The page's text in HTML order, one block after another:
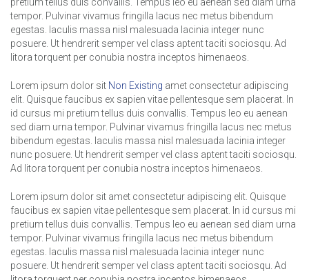
tempor. Pulvinar vivamus fringilla lacus nec metus bibendum
egestas. Iaculis massa nisl malesuada lacinia integer nunc
posuere. Ut hendrerit semper vel class aptent taciti sociosqu. Ad
litora torquent per conubia nostra inceptos himenaeos.
Lorem ipsum dolor sit Non Existing amet consectetur adipiscing
elit. Quisque faucibus ex sapien vitae pellentesque sem placerat. In
id cursus mi pretium tellus duis convallis. Tempus leo eu aenean
sed diam urna tempor. Pulvinar vivamus fringilla lacus nec metus
bibendum egestas. Iaculis massa nisl malesuada lacinia integer
nunc posuere. Ut hendrerit semper vel class aptent taciti sociosqu.
Ad litora torquent per conubia nostra inceptos himenaeos.
Lorem ipsum dolor sit amet consectetur adipiscing elit. Quisque
faucibus ex sapien vitae pellentesque sem placerat. In id cursus mi
pretium tellus duis convallis. Tempus leo eu aenean sed diam urna
tempor. Pulvinar vivamus fringilla lacus nec metus bibendum
egestas. Iaculis massa nisl malesuada lacinia integer nunc
posuere. Ut hendrerit semper vel class aptent taciti sociosqu. Ad